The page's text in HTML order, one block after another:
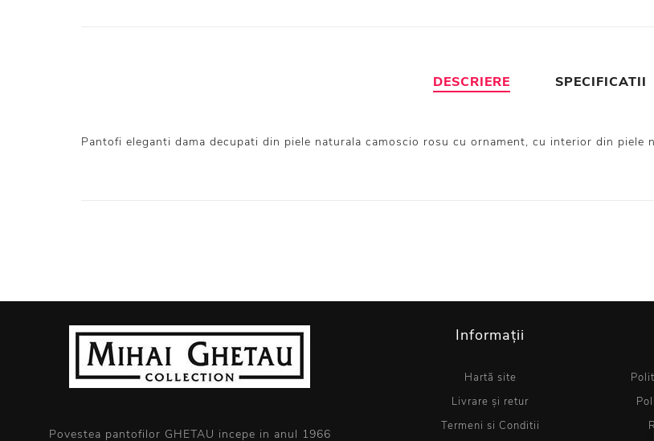
DESCRIERE SPECIFICATII
Pantofi eleganti dama decupati din piele naturala camoscio rosu cu ornament, cu interior din
Povestea pantofilor GHETAU incepe in anul 1966
Informații
Hartă site
Livrare și retur
Termeni si Conditii